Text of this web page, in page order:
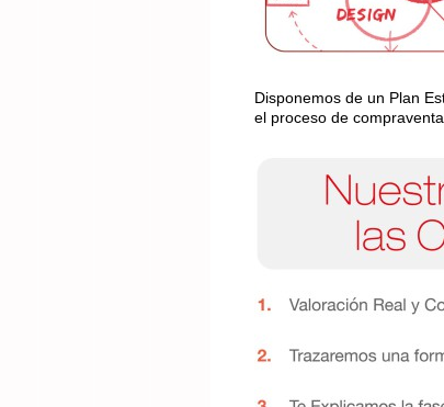
Disponemos de un Plan
el proceso de compraventa.